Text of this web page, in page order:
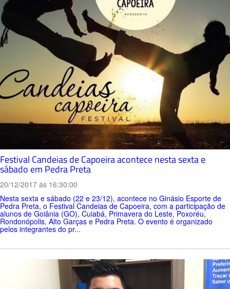
Festival Candeias de Capoeira acontece nesta sexta e
sábado em Pedra Preta
20/12/2017 ás 16:30:00
Nesta sexta e sábado (22 e 23/12), acontece no Ginásio Esporte de
Pedra Preta, o Festival Candeias de Capoeira, com a participação de
alunos de Goiânia (GO), Cuiabá, Primavera do Leste, Poxoréu,
Rondonópolis, Alto Garças e Pedra Preta. O evento é organizado
pelos integrantes do pr...